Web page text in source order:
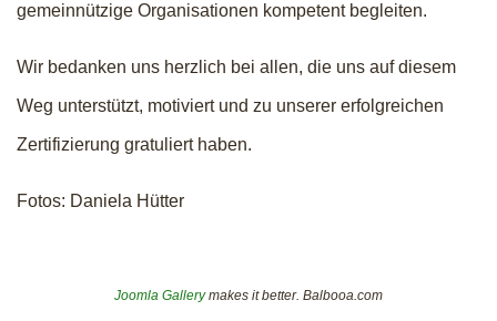
gemeinnützige Organisationen kompetent begleiten.
Wir bedanken uns herzlich bei allen, die uns auf diesem
Weg unterstützt, motiviert und zu unserer erfolgreichen
Zertifizierung gratuliert haben.
Fotos: Daniela Hütter
Joomla Gallerymakes it better. Balbooa.com